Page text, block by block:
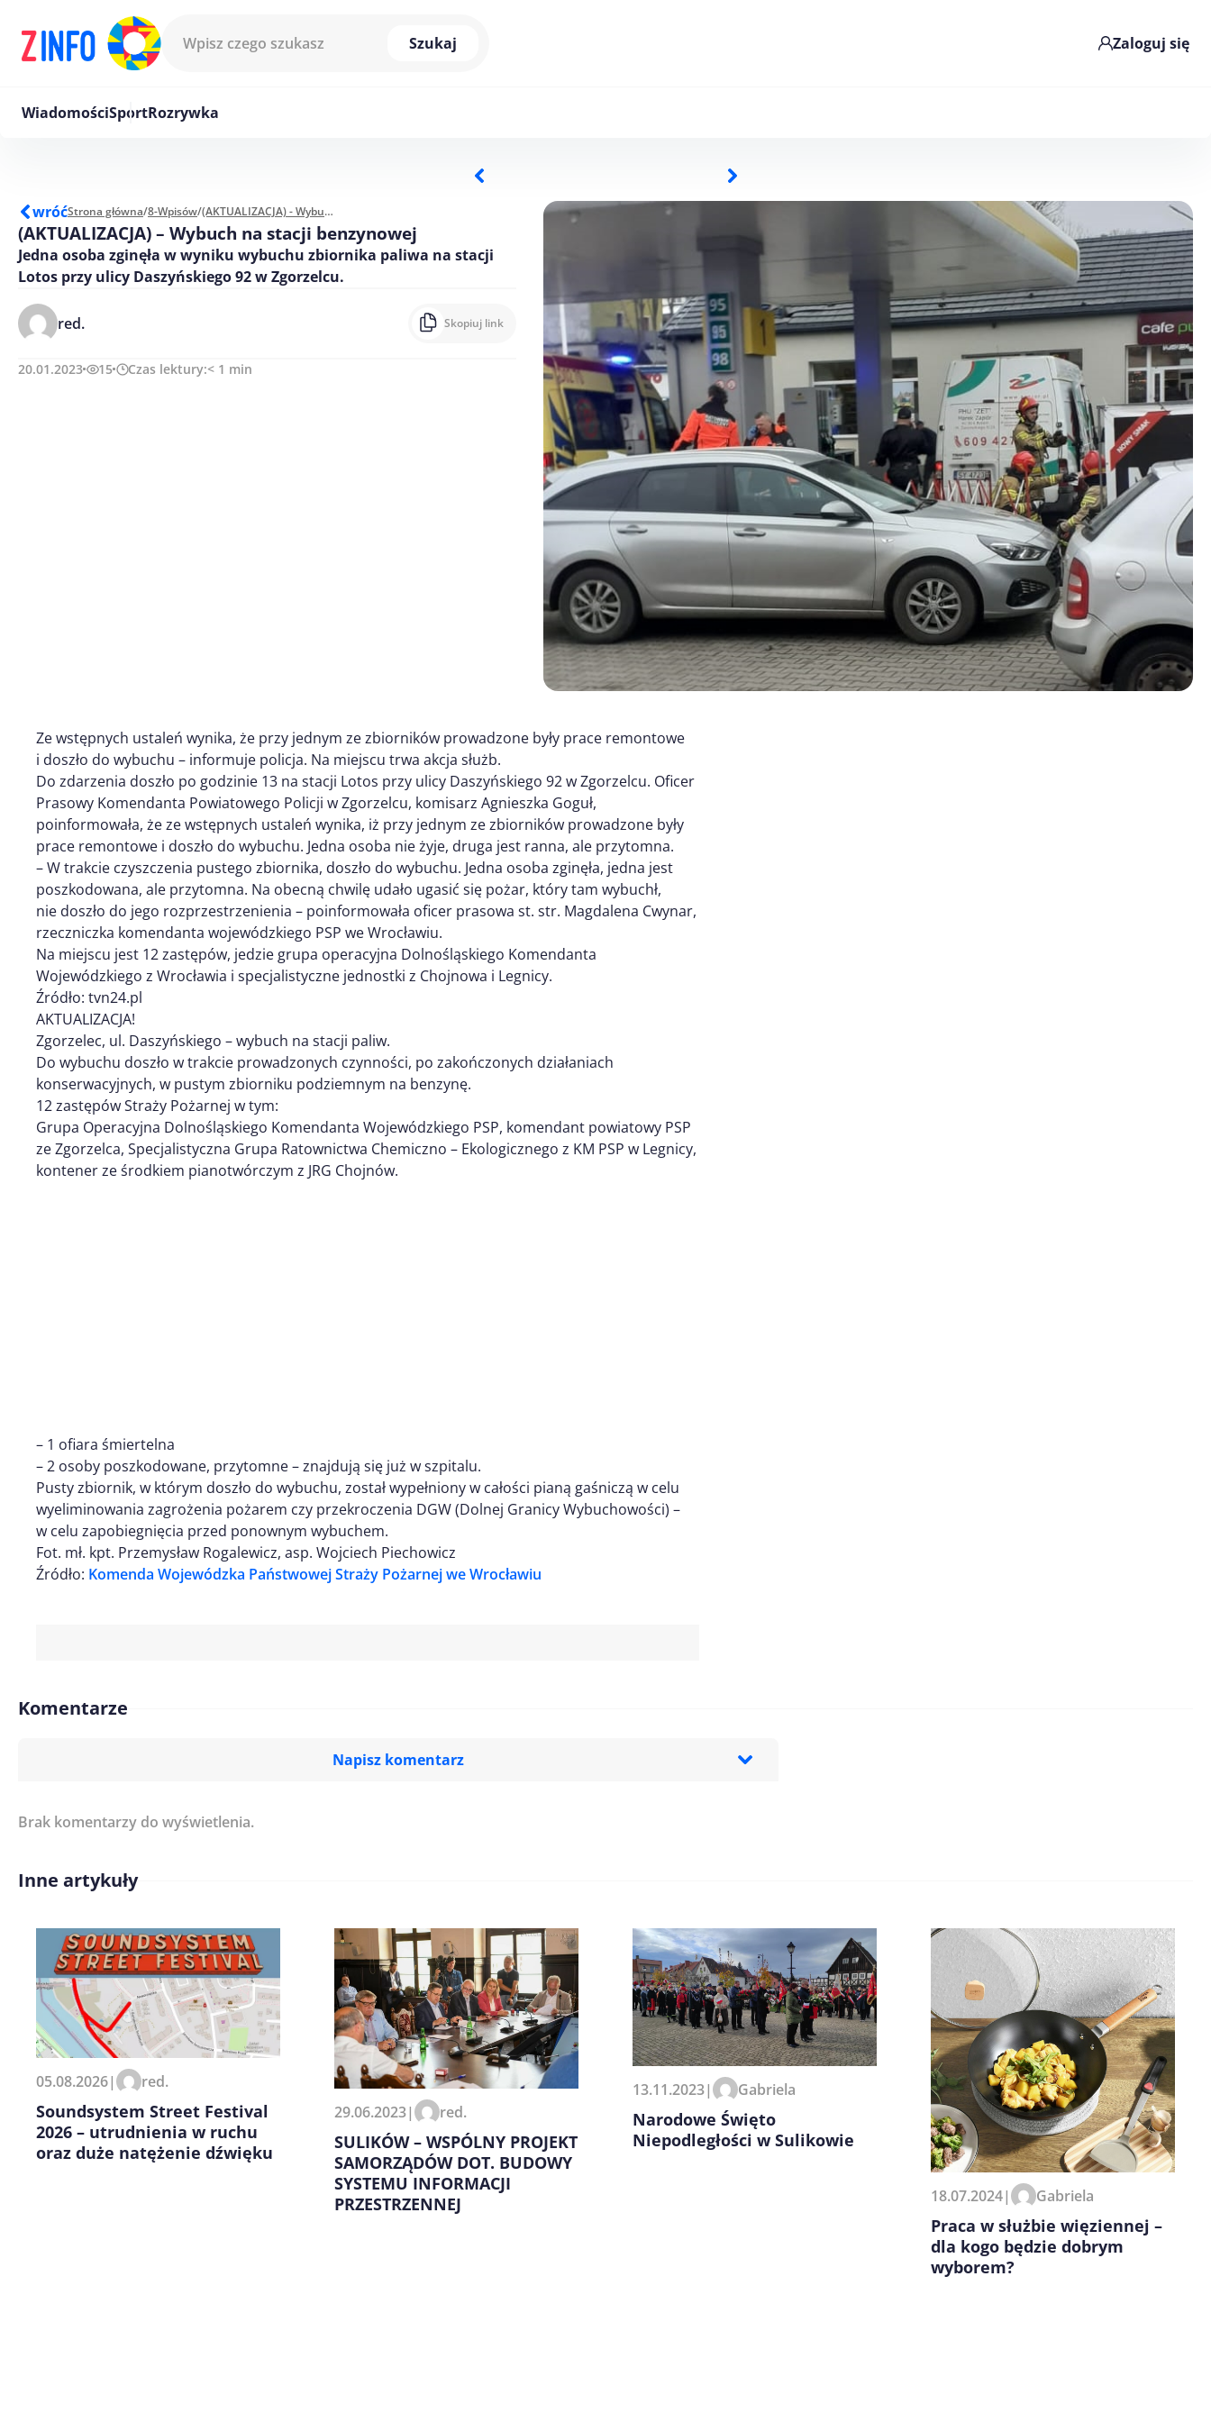
Szukaj
Zaloguj się
WiadomościSportRozrywka
wróćStrona główna/8-Wpisów/ (AKTUALIZACJA) - Wybuch na stacji benzynowej
(AKTUALIZACJA) – Wybuch na stacji benzynowej
Jedna osoba zginęła w wyniku wybuchu zbiornika paliwa na stacji
Lotos przy ulicy Daszyńskiego 92 w Zgorzelcu.
red. Skopiuj link
20.01.2023 15 Czas lektury:< 1 min
Ze wstępnych ustaleń wynika, że przy jednym ze zbiorników prowadzone były prace remontowe
i doszło do wybuchu – informuje policja. Na miejscu trwa akcja służb.
Do zdarzenia doszło po godzinie 13 na stacji Lotos przy ulicy Daszyńskiego 92 w Zgorzelcu. Oficer
Prasowy Komendanta Powiatowego Policji w Zgorzelcu, komisarz Agnieszka Goguł,
poinformowała, że ze wstępnych ustaleń wynika, iż przy jednym ze zbiorników prowadzone były
prace remontowe i doszło do wybuchu. Jedna osoba nie żyje, druga jest ranna, ale przytomna.
– W trakcie czyszczenia pustego zbiornika, doszło do wybuchu. Jedna osoba zginęła, jedna jest
poszkodowana, ale przytomna. Na obecną chwilę udało ugasić się pożar, który tam wybuchł,
nie doszło do jego rozprzestrzenienia – poinformowała oficer prasowa st. str. Magdalena Cwynar,
rzeczniczka komendanta wojewódzkiego PSP we Wrocławiu.
Na miejscu jest 12 zastępów, jedzie grupa operacyjna Dolnośląskiego Komendanta
Wojewódzkiego z Wrocławia i specjalistyczne jednostki z Chojnowa i Legnicy.
Źródło: tvn24.pl
AKTUALIZACJA!
Zgorzelec, ul. Daszyńskiego – wybuch na stacji paliw.
Do wybuchu doszło w trakcie prowadzonych czynności, po zakończonych działaniach
konserwacyjnych, w pustym zbiorniku podziemnym na benzynę.
12 zastępów Straży Pożarnej w tym:
Grupa Operacyjna Dolnośląskiego Komendanta Wojewódzkiego PSP, komendant powiatowy PSP
ze Zgorzelca, Specjalistyczna Grupa Ratownictwa Chemiczno – Ekologicznego z KM PSP w Legnicy,
kontener ze środkiem pianotwórczym z JRG Chojnów.
– 1 ofiara śmiertelna
– 2 osoby poszkodowane, przytomne – znajdują się już w szpitalu.
Pusty zbiornik, w którym doszło do wybuchu, został wypełniony w całości pianą gaśniczą w celu
wyeliminowania zagrożenia pożarem czy przekroczenia DGW (Dolnej Granicy Wybuchowości) –
w celu zapobiegnięcia przed ponownym wybuchem.
Fot. mł. kpt. Przemysław Rogalewicz, asp. Wojciech Piechowicz
Źródło: Komenda Wojewódzka Państwowej Straży Pożarnej we Wrocławiu
Komentarze
Napisz komentarz
Imię/ Nick*
Zapamiętaj moje dane w tej przeglądarce podczas pisania
kolejnych komentarzy.
Brak komentarzy do wyświetlenia.
Inne artykuły
05.08.2026| red.
Soundsystem Street Festival
2026 – utrudnienia w ruchu
oraz duże natężenie dźwięku
29.06.2023| red.
SULIKÓW – WSPÓLNY PROJEKT
SAMORZĄDÓW DOT. BUDOWY
SYSTEMU INFORMACJI
PRZESTRZENNEJ
13.11.2023| Gabriela
Narodowe Święto
Niepodległości w Sulikowie
18.07.2024| Gabriela
Praca w służbie więziennej –
dla kogo będzie dobrym
wyborem?